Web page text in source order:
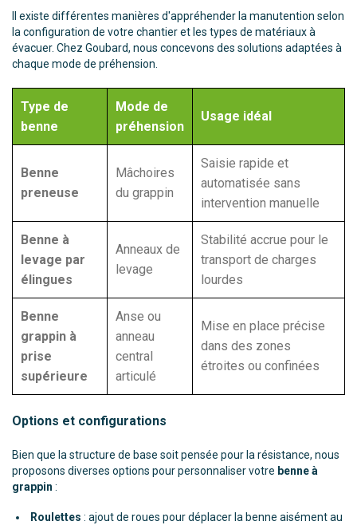
Il existe différentes manières d'appréhender la manutention selon
la configuration de votre chantier et les types de matériaux à
évacuer. Chez Goubard, nous concevons des solutions adaptées à
chaque mode de préhension.
Type de
benne
Mode de
préhension
Usage idéal
Benne
preneuse
Mâchoires
du grappin
Saisie rapide et
automatisée sans
intervention manuelle
Benne à
levage par
élingues
Anneaux de
levage
Stabilité accrue pour le
transport de charges
lourdes
Benne
grappin à
prise
supérieure
Anse ou
anneau
central
articulé
Mise en place précise
dans des zones
étroites ou confinées
Options et configurations
Bien que la structure de base soit pensée pour la résistance, nous
proposons diverses options pour personnaliser votre benne à
grappin :
Roulettes : ajout de roues pour déplacer la benne aisément au